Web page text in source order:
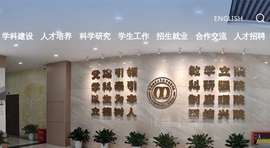
ENGLISH
学科建设 人才培养 科学研究 学生工作 招生就业 合作交流 人才招聘